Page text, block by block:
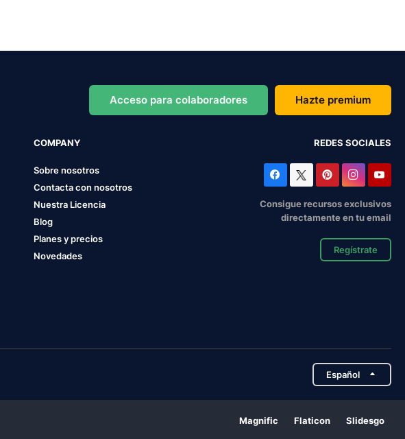
Acceso para colaboradores Hazte premium
COMPANY
Sobre nosotros
Contacta con nosotros
Nuestra Licencia
Blog
Planes y precios
Novedades
REDES SOCIALES
Consigue recursos exclusivos
directamente en tu email
Regístrate
Español
Magnific Flaticon Slidesgo